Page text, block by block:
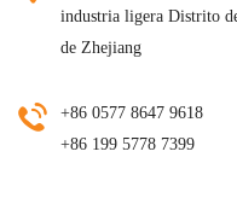
industria ligera Distrito
de Zhejiang
+86 0577 8647 9618
+86 199 5778 7399